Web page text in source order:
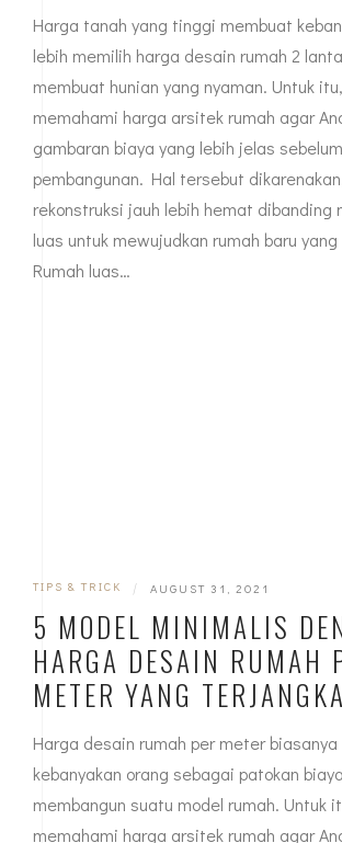
Harga tanah yang tinggi membuat
lebih memilih harga desain rumah 2
membuat hunian yang nyaman. Untuk
memahami harga arsitek rumah agar
gambaran biaya yang lebih jelas
pembangunan. Hal tersebut
rekonstruksi jauh lebih hemat dibanding
luas untuk mewujudkan rumah baru
Rumah luas…
TIPS & TRICK | AUGUST 31, 2021
5 MODEL MINIMALIS
HARGA DESAIN RUMAH
METER YANG
Harga desain rumah per meter biasanya
kebanyakan orang sebagai patokan
membangun suatu model rumah. Untuk
memahami harga arsitek rumah agar